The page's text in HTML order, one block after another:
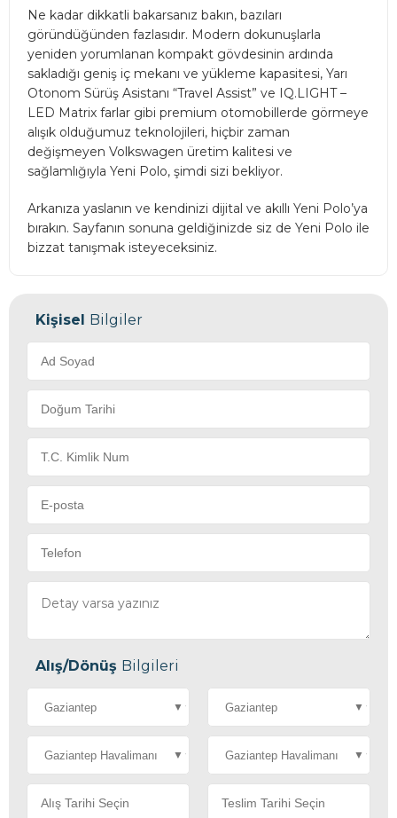
Ne kadar dikkatli bakarsanız bakın, bazıları
göründüğünden fazlasıdır. Modern dokunuşlarla
yeniden yorumlanan kompakt gövdesinin ardında
sakladığı geniş iç mekanı ve yükleme kapasitesi, Yarı
Otonom Sürüş Asistanı “Travel Assist” ve IQ.LIGHT –
LED Matrix farlar gibi premium otomobillerde görmeye
alışık olduğumuz teknolojileri, hiçbir zaman
değişmeyen Volkswagen üretim kalitesi ve
sağlamlığıyla Yeni Polo, şimdi sizi bekliyor.
Arkanıza yaslanın ve kendinizi dijital ve akıllı Yeni Polo’ya
bırakın. Sayfanın sonuna geldiğinizde siz de Yeni Polo ile
bizzat tanışmak isteyeceksiniz.
Kişisel Bilgiler
Alış/Dönüş Bilgileri